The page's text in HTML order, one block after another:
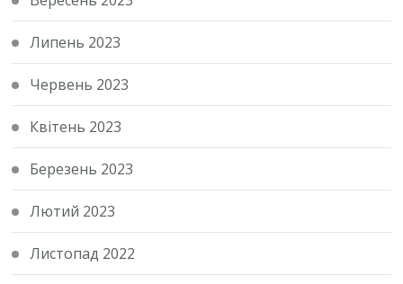
Липень 2023
Червень 2023
Квітень 2023
Березень 2023
Лютий 2023
Листопад 2022